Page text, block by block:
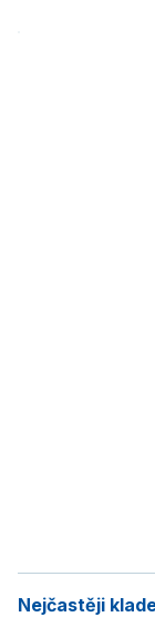
Nejčastěji